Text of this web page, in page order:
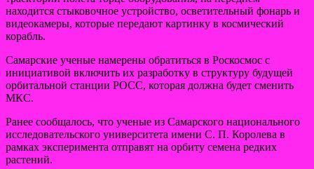
находится стыковочное устройство, осветительный фонарь и
видеокамеры, которые передают картинку в космический
корабль.
Самарские ученые намерены обратиться в Роскосмос с
инициативой включить их разработку в структуру будущей
орбитальной станции РОСС, которая должна будет сменить
МКС.
Ранее сообщалось, что ученые из Самарского национального
исследовательского университета имени С. П. Королева в
рамках эксперимента отправят на орбиту семена редких
растений.